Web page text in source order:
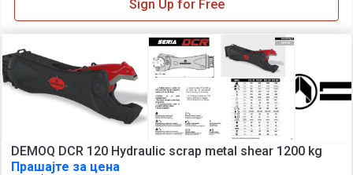
Sign Up for Free
DEMOQ DCR 120 Hydraulic scrap metal shear 1200 kg
Прашајте за цена